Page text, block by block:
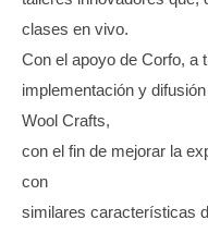
clases en vivo.
Con el apoyo de Corfo, a
implementación y
Wool Crafts,
con el fin de mejorar la
con
similares características